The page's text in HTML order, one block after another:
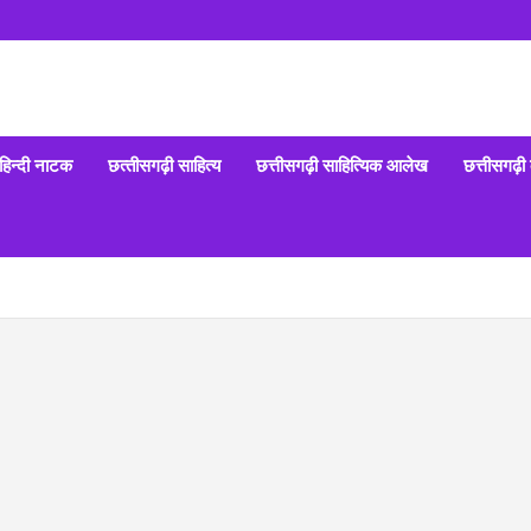
हिन्‍दी नाटक छत्‍तीसगढ़ी साहित्‍य छत्तीसगढ़ी साहित्यिक आलेख